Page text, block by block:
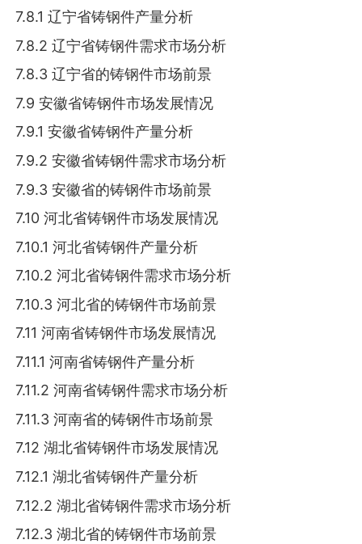
7.8.1 辽宁省铸钢件产量分析
7.8.2 辽宁省铸钢件需求市场分析
7.8.3 辽宁省的铸钢件市场前景
7.9 安徽省铸钢件市场发展情况
7.9.1 安徽省铸钢件产量分析
7.9.2 安徽省铸钢件需求市场分析
7.9.3 安徽省的铸钢件市场前景
7.10 河北省铸钢件市场发展情况
7.10.1 河北省铸钢件产量分析
7.10.2 河北省铸钢件需求市场分析
7.10.3 河北省的铸钢件市场前景
7.11 河南省铸钢件市场发展情况
7.11.1 河南省铸钢件产量分析
7.11.2 河南省铸钢件需求市场分析
7.11.3 河南省的铸钢件市场前景
7.12 湖北省铸钢件市场发展情况
7.12.1 湖北省铸钢件产量分析
7.12.2 湖北省铸钢件需求市场分析
7.12.3 湖北省的铸钢件市场前景